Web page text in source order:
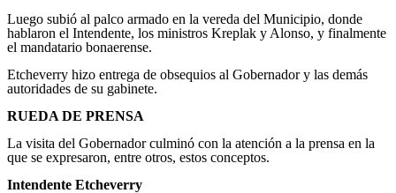
Luego subió al palco armado en la vereda del Municipio, donde
hablaron el Intendente, los ministros Kreplak y Alonso, y finalmente
el mandatario bonaerense.
Etcheverry hizo entrega de obsequios al Gobernador y las demás
autoridades de su gabinete.
RUEDA DE PRENSA
La visita del Gobernador culminó con la atención a la prensa en la
que se expresaron, entre otros, estos conceptos.
Intendente Etcheverry